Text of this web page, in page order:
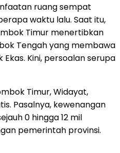
ruang sempat
waktu lalu. Saat itu,
Timur menertibkan
Tengah yang membawa
Kini, persoalan serupa
Timur, Widayat,
Pasalnya, kewenangan
0 hingga 12 mil
pemerintah provinsi.